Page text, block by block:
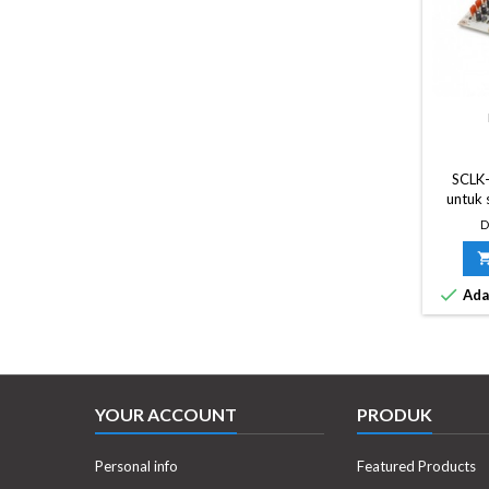
untuk
yang

YOUR ACCOUNT
Personal info
PRODUK
Featured Products